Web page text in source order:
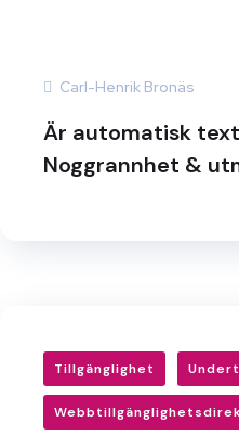
Carl-Henrik Bronäs
Är automatisk
Noggrannhet &
Tillgänglighet